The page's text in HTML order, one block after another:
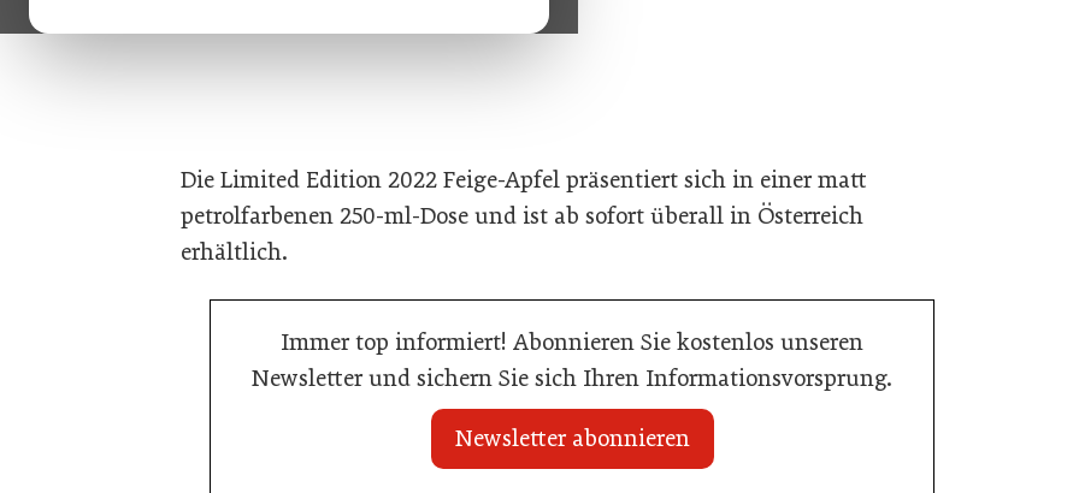
Die Limited Edition 2022 Feige-Apfel präsentiert sich in einer matt
petrolfarbenen 250-ml-Dose und ist ab sofort überall in Österreich
erhältlich.
Immer top informiert! Abonnieren Sie kostenlos unseren
Newsletter und sichern Sie sich Ihren Informationsvorsprung.
Newsletter abonnieren